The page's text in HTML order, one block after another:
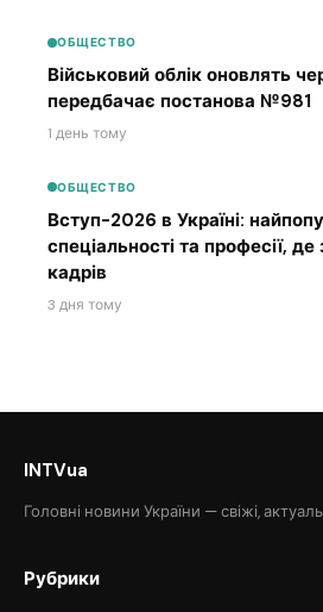
ОБЩЕСТВО
Військовий облік оновлять
передбачає постанова №981
1 день тому
ОБЩЕСТВО
Вступ-2026 в Україні:
спеціальності та професії,
кадрів
3 дня тому
INTVua
Головні новини України — свіжі,
Рубрики